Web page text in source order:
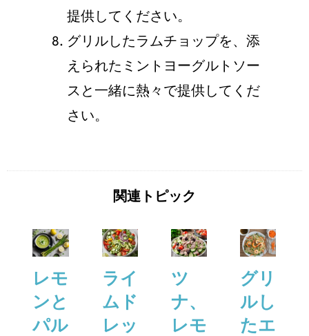
提供してください。
グリルしたラムチョップを、添
えられたミントヨーグルトソー
スと⼀緒に熱々で提供してくだ
さい。
関連トピック
レモ
ンと
パル
ライ
ムド
レッ
ツ
ナ、
レモ
グリ
ルし
たエ